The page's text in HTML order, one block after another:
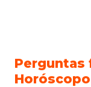
Perguntas